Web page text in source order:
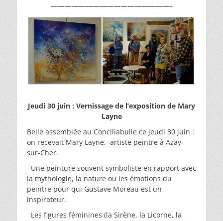
—————————————————–
Jeudi 30 juin : Vernissage de l’exposition de Mary
Layne
Belle assemblée au Conciliabulle ce jeudi 30 juin :
on recevait Mary Layne, artiste peintre à Azay-
sur-Cher.
Une peinture souvent symboliste en rapport avec
la mythologie, la nature ou les émotions du
peintre pour qui Gustave Moreau est un
inspirateur.
Les figures féminines (la Sirène, la Licorne, la